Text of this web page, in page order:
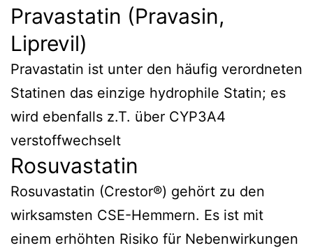
Pravastatin (Pravasin,
Liprevil)
Pravastatin ist unter den häufig verordneten
Statinen das einzige hydrophile Statin; es
wird ebenfalls z.T. über CYP3A4
verstoffwechselt
Rosuvastatin
Rosuvastatin (Crestor®) gehört zu den
wirksamsten CSE-Hemmern. Es ist mit
einem erhöhten Risiko für Nebenwirkungen